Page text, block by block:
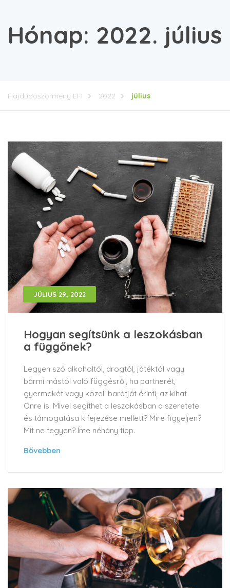
Hónap: 2022. július
Hajdúböszörmény EFI 2022 július
JÚLIUS 29, 2022
Hogyan segítsünk a leszokásban
a függőnek?
Legyen szó alkoholtól, drogtól, játéktól vagy
bármi mástól való függésről, ha partnerét,
gyermekét vagy közeli barátját érinti, az kihat
Önre is. Mivel segíthet a leszokásban a szeretete
és támogatása kifejezése mellett? Mire figyeljen?
Mit ne tegyen? Íme néhány tipp.
Bővebben